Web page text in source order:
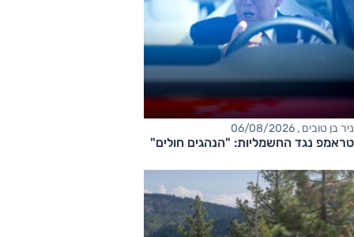
ניר בן טובים , 06/08/2026
טראמפ נגד החשמליות: "הנהגים חולים"